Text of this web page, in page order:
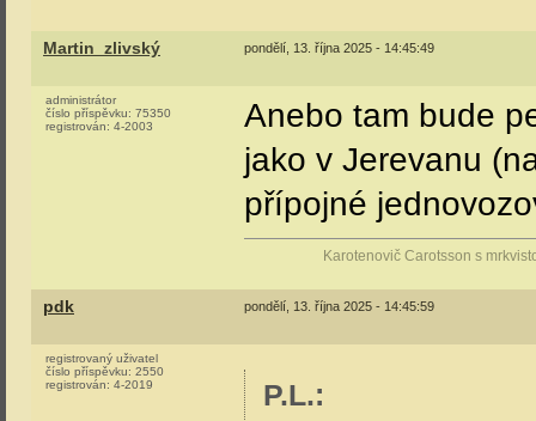
Martin_zlivský pondělí, 13. října 2025 - 14:45:49
administrátor
číslo příspěvku: 75350
registrován: 4-2003
Anebo tam bude
jako v Jerevanu
přípojné
Karotenovič Carotsson s
pdk pondělí, 13. října 2025 - 14:45:59
registrovaný uživatel
číslo příspěvku: 2550
registrován: 4-2019 P.L.: